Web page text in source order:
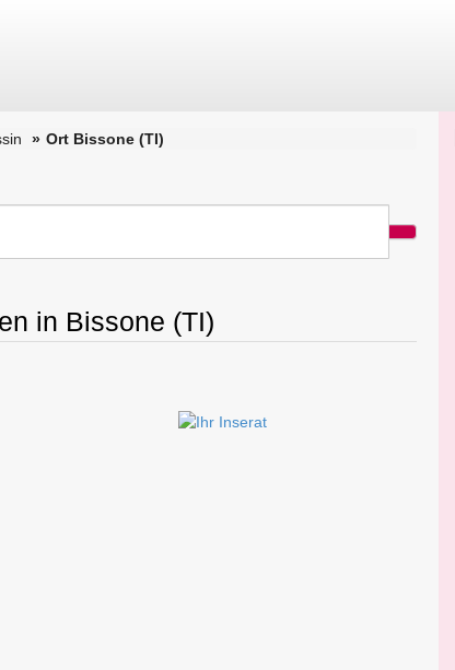
Ort Bissone (TI)
in Bissone (TI)